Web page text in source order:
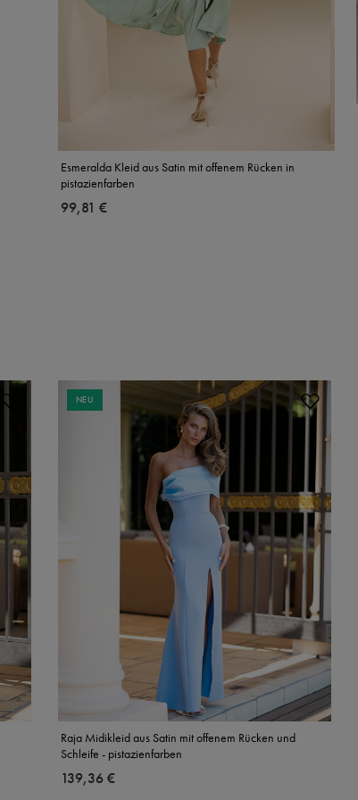
Esmeralda Kleid aus Satin mit offenem Rücken in
pistazienfarben
99,81 €
NEU
Raja Midikleid aus Satin mit offenem Rücken und
Schleife - pistazienfarben
139,36 €